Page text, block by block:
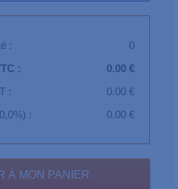
:
0
:
0.00 €
:
0.00 €
:
0.00 €